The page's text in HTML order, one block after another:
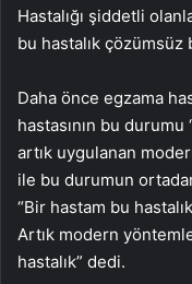
Hastalığı şiddetli
bu hastalık çözümsüz
Daha önce egzama
hastasının bu durumu
artık uygulanan
ile bu durumun
“Bir hastam bu hastalık
Artık modern
hastalık” dedi.